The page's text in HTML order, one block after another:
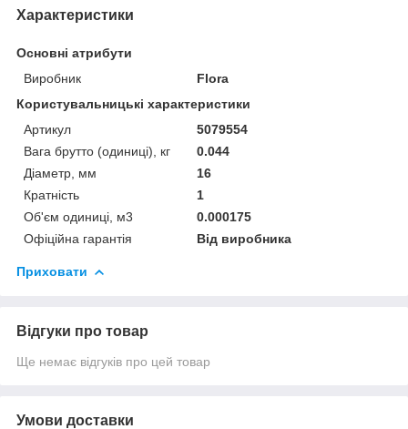
Характеристики
Основні атрибути
Виробник
Flora
Користувальницькі характеристики
Артикул
5079554
Вага брутто (одиниці), кг
0.044
Діаметр, мм
16
Кратність
1
Об'єм одиниці, м3
0.000175
Офіційна гарантія
Від виробника
Приховати
Відгуки про товар
Ще немає відгуків про цей товар
Умови доставки